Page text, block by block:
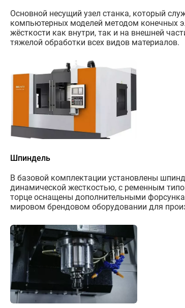
Основной несущий узел станка, который
компьютерных моделей методом конечных
жёсткости как внутри, так и на внешней
тяжелой обработки всех видов материалов.
Шпиндель
В базовой комплектации установлены
динамической жесткостью, с ременным
торце оснащены дополнительными
мировом брендовом оборудовании для